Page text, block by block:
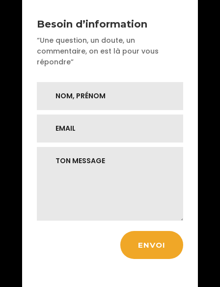
Besoin d’information
“Une question, un doute, un
commentaire, on est là pour vous
répondre”
ENVOI